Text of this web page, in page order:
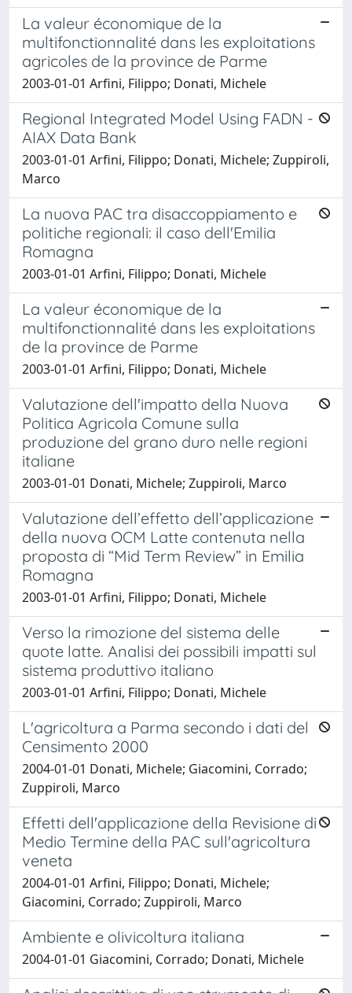
La valeur économique de la
multifonctionnalité dans les exploitations
agricoles de la province de Parme
2003-01-01 Arfini, Filippo; Donati, Michele
Regional Integrated Model Using FADN -
AIAX Data Bank
2003-01-01 Arfini, Filippo; Donati, Michele; Zuppiroli,
Marco
La nuova PAC tra disaccoppiamento e
politiche regionali: il caso dell'Emilia
Romagna
2003-01-01 Arfini, Filippo; Donati, Michele
La valeur économique de la
multifonctionnalité dans les exploitations
de la province de Parme
2003-01-01 Arfini, Filippo; Donati, Michele
Valutazione dell'impatto della Nuova
Politica Agricola Comune sulla
produzione del grano duro nelle regioni
italiane
2003-01-01 Donati, Michele; Zuppiroli, Marco
Valutazione dell’effetto dell’applicazione
della nuova OCM Latte contenuta nella
proposta di “Mid Term Review” in Emilia
Romagna
2003-01-01 Arfini, Filippo; Donati, Michele
Verso la rimozione del sistema delle
quote latte. Analisi dei possibili impatti sul
sistema produttivo italiano
2003-01-01 Arfini, Filippo; Donati, Michele
L'agricoltura a Parma secondo i dati del
Censimento 2000
2004-01-01 Donati, Michele; Giacomini, Corrado;
Zuppiroli, Marco
Effetti dell'applicazione della Revisione di
Medio Termine della PAC sull'agricoltura
veneta
2004-01-01 Arfini, Filippo; Donati, Michele;
Giacomini, Corrado; Zuppiroli, Marco
Ambiente e olivicoltura italiana
2004-01-01 Giacomini, Corrado; Donati, Michele